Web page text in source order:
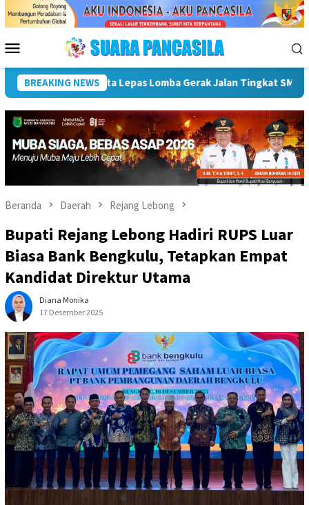
Menu
Mobile
BREAKING NEWS
HUT ke-81 RI Pemkot Lubuk Linggau
Beranda Daerah Rejang Lebong
Bupati Rejang Lebong Hadiri RUPS Luar
Biasa Bank Bengkulu, Tetapkan Empat
Kandidat Direktur Utama
Diana Monika
17 Desember 2025